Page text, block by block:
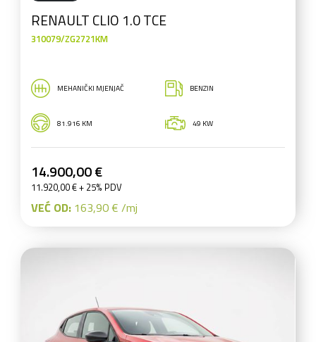
RENAULT CLIO 1.0 TCE
310079/ZG2721KM
MEHANIČKI MJENJAČ BENZIN
81.916 KM 49 KW
14.900,00 €
11.920,00 € + 25% PDV
VEĆ OD: 163,90 € /mj